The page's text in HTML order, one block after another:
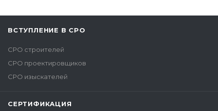
ВСТУПЛЕНИЕ В СРО
СРО строителей
СРО проектировщиков
СРО изыскателей
СЕРТИФИКАЦИЯ